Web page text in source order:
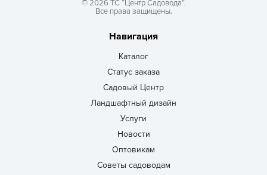
© 2026 ТС “Центр Садовода”.
Все права защищены.
Навигация
Каталог
Статус заказа
Садовый Центр
Ландшафтный дизайн
Услуги
Новости
Оптовикам
Советы садоводам